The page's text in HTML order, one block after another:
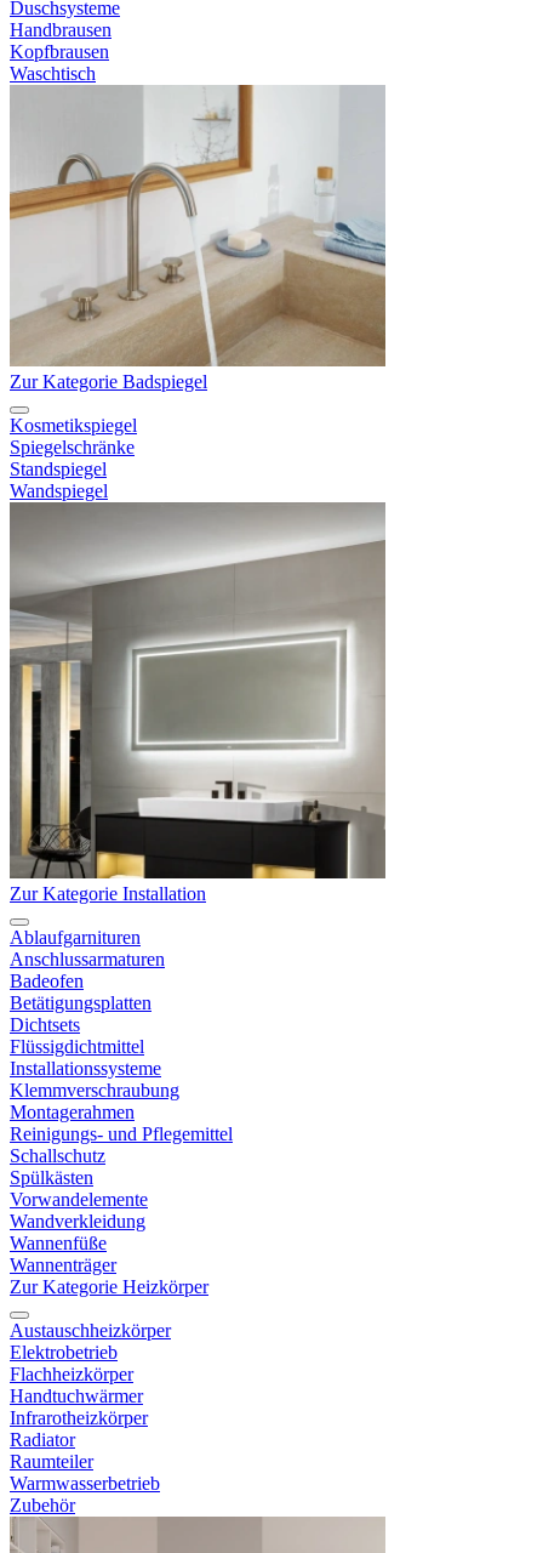
Duschsysteme
Handbrausen
Kopfbrausen
Waschtisch
Zur Kategorie Badspiegel
Kosmetikspiegel
Spiegelschränke
Standspiegel
Wandspiegel
Zur Kategorie Installation
Ablaufgarnituren
Anschlussarmaturen
Badeofen
Betätigungsplatten
Dichtsets
Flüssigdichtmittel
Installationssysteme
Klemmverschraubung
Montagerahmen
Reinigungs- und Pflegemittel
Schallschutz
Spülkästen
Vorwandelemente
Wandverkleidung
Wannenfüße
Wannenträger
Zur Kategorie Heizkörper
Austauschheizkörper
Elektrobetrieb
Flachheizkörper
Handtuchwärmer
Infrarotheizkörper
Radiator
Raumteiler
Warmwasserbetrieb
Zubehör